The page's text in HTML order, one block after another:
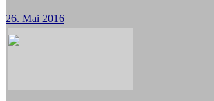
26. Mai 2016